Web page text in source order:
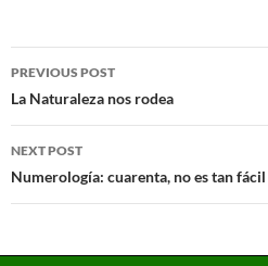
PREVIOUS POST
La Naturaleza nos rodea
NEXT POST
Numerología: cuarenta, no es tan fácil